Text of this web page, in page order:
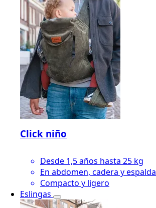
Click niño
Desde 1,5 años hasta 25 kg
En abdomen, cadera y espalda
Compacto y ligero
Eslingas